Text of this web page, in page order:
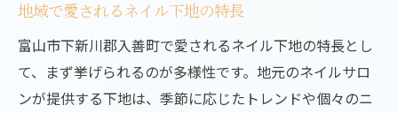
プロが選ぶネイル下地のポイント
長持ちするネイル下地の選び方
季節ごとのおすすめネイル下地
入善町で購入できる人気ネイル下地
地域で愛されるネイル下地の特長
富山市下新川郡入善町で愛されるネイル下地の特長とし
て、まず挙げられるのが多様性です。地元のネイルサロ
ンが提供する下地は、季節に応じたトレンドや個々のニ